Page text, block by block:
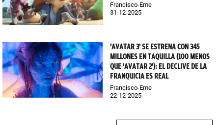
Francisco-Eme
31-12-2025
'AVATAR 3' SE ESTRENA CON 345
MILLONES EN TAQUILLA (100 MENOS
QUE 'AVATAR 2'): EL DECLIVE DE LA
FRANQUICIA ES REAL
Francisco-Eme
22-12-2025